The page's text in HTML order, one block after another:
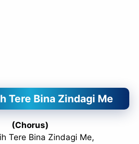
Tere Bina Zindagi Me
(Chorus)
Tere Bina Zindagi Me,